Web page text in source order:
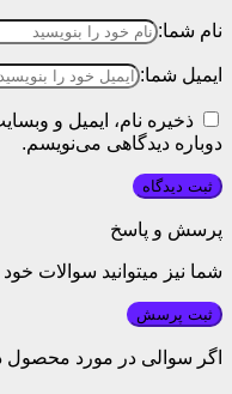
نام شما:
ایمیل شما:
ذخیره نام، ایمیل و
دوباره دیدگاهی می‌نویسم.
پرسش و پاسخ
شما نیز میتوانید سوالات خود
ثبت پرسش
اگر سوالی در مورد محصول